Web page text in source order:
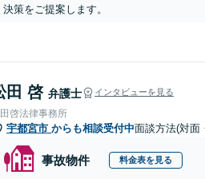
決策をご提案します。
田 啓 弁護士 インタビューを見る
啓法律事務所
宇都宮市 からも相談受付中面談方法(対面
事故物件 料金表を見る